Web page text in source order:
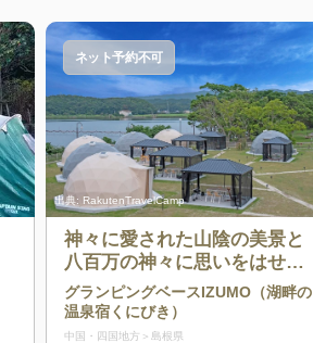
出典: RakutenTravelCamp
ネット予約不可
神々に愛された山陰の美景と
八百万の神々に思いをはせる
ー。 出雲大社まで約20分 須
世利姫ゆかりの神西湖を臨む
グランピングベース
グランピングベースIZUMO（湖畔の
温泉宿くにびき）
中国・四国地方 島根県